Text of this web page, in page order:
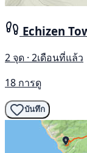
Echizen
2 จุด · 2เดือนที่แล้ว
18 การดู
บันทึก